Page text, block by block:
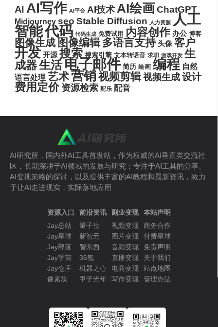
AI AI写作 AI平台 AI技术AI绘画ChatGPT
Midjourney seo Stable Diffusion 人力资源 人工
智能代码 代码生成 免费试用 内容创作 办公 博客
图像生成 图像编辑 多语言支持 头像 客户
开发 开源 搜索 搜索引擎 文本转语音 求职 游戏开发 生
成器生活电子邮件 简历 绘画 编程 自然
语言处理 艺术营销视频剪辑视频生成设计
费用定价 资源检索 配乐 配音
AI研究所，国内外AI工具首发站，作为权威的AI垂直类交流社
区，长期深耕于AI领域的发展与研究；专注于AI工具的分享、
AI变现策略的探讨，以及提供丰富的AI教程和最新资讯，致力
于让AI走进现实，实际落地应用
资源入口
Jay总站
Jay星球
Jay部落
Jay宇宙
Jay仓库
像素块
前沿资讯
量子位
新智元
智东西
36氪
机器之心
甲子光年
副业变现
视频变现
图片变现
音频变现
直播变现
电商变现
写作变现
本站声明
商务合作
付费星球
免责声明
关于我们
站点地图
管理办法